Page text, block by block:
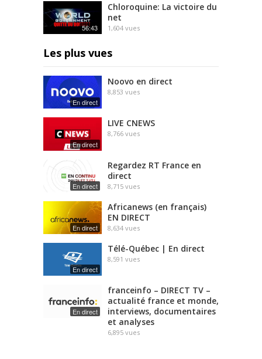
56:43
Chloroquine: La victoire du
net
1,604 vues
Les plus vues
En direct
Noovo en direct
8,853 vues
En direct
LIVE CNEWS
8,766 vues
En direct
Regardez RT France en
direct
8,715 vues
En direct
Africanews (en français)
EN DIRECT
8,634 vues
En direct
Télé-Québec | En direct
8,591 vues
En direct
franceinfo – DIRECT TV –
actualité france et monde,
interviews, documentaires
et analyses
6,895 vues